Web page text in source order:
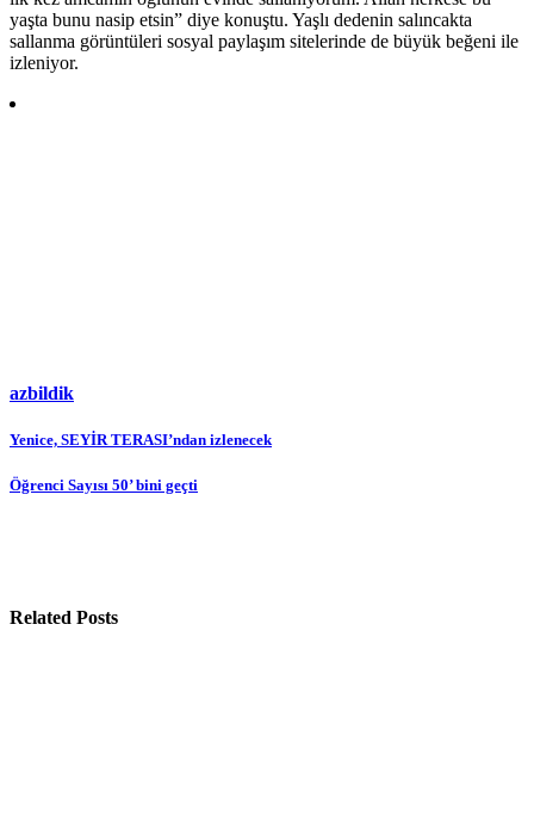
yaşta bunu nasip etsin” diye konuştu. Yaşlı dedenin salıncakta
sallanma görüntüleri sosyal paylaşım sitelerinde de büyük beğeni ile
izleniyor.
azbildik
Yazı
gezinmesi
Yenice, SEYİR TERASI’ndan izlenecek
Öğrenci Sayısı 50’ bini geçti
Related Posts